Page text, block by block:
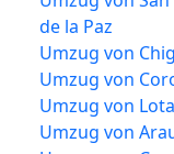
de la Paz
Umzug von
Umzug von
Umzug von
Umzug von